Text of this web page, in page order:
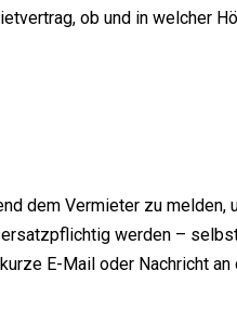
ob und in welcher
dem Vermieter zu melden,
werden –
E-Mail oder Nachricht